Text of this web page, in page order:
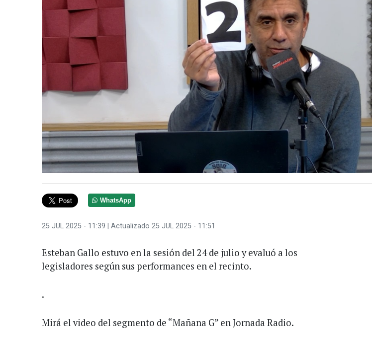
WhatsApp
25 JUL 2025 - 11:39 | Actualizado 25 JUL 2025 - 11:51
Esteban Gallo estuvo en la sesión del 24 de julio y evaluó a los
legisladores según sus performances en el recinto.
.
Mirá el video del segmento de “Mañana G” en Jornada Radio.